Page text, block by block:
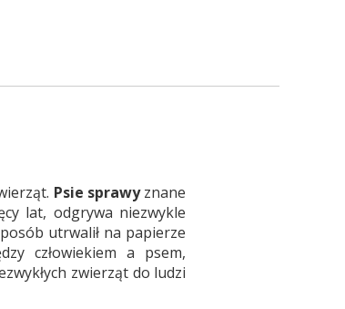
Psie sprawyznane
lat, odgrywa niezwykle
utrwalił na papierze
człowiekiem a psem,
zwierząt do ludzi